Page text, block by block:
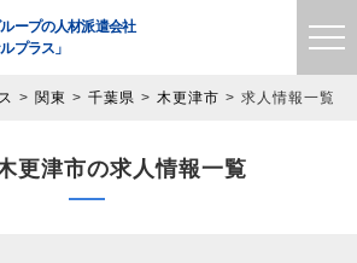
ープの人材派遣会社
プラス」
関東 千葉県 木更津市 求人情報一覧
更津市の求人情報一覧